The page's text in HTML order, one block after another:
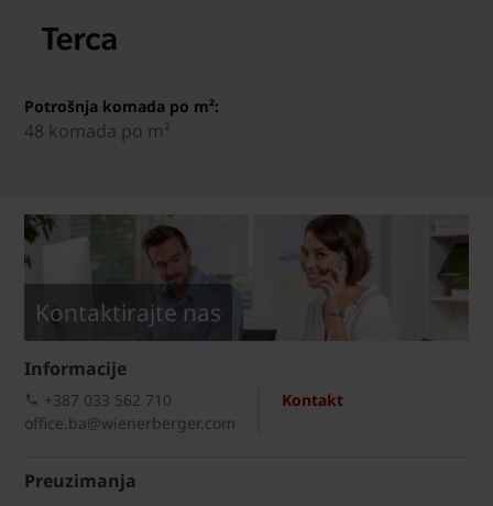
Potrošnja komada po m²:
48 komada po m²
Kontaktirajte nas
Informacije
Kontakt
+387 033 562 710
office.ba@wienerberger.com
Preuzimanja